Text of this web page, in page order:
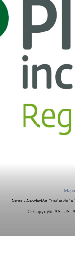
Astus - Asociación Tutelar de la
© Copyright ASTUS.